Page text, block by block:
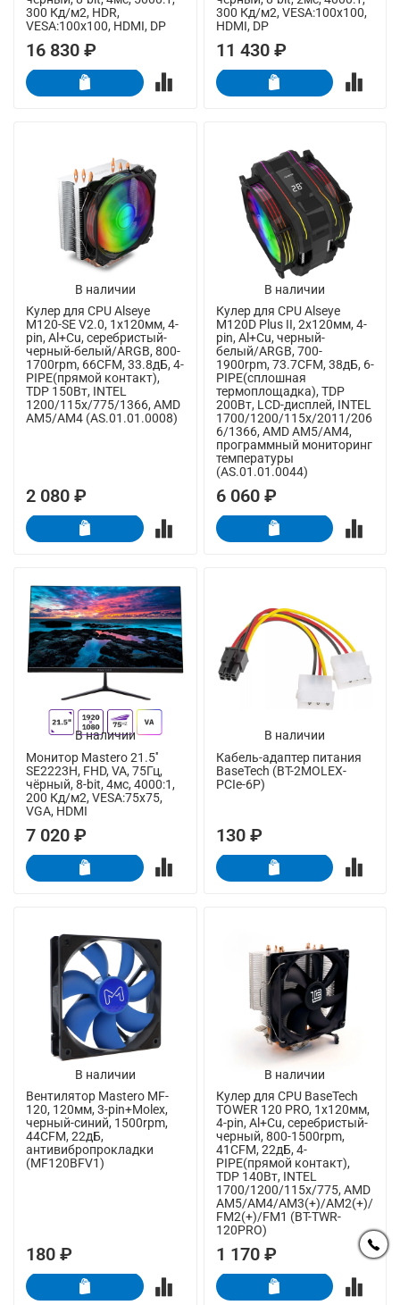
300 Кд/м2, HDR,
VESA:100x100, HDMI, DP
16 830 ₽
300 Кд/м2, VESA:100x100,
HDMI, DP
11 430 ₽
В наличии
Кулер для CPU Alseye
M120-SE V2.0, 1х120мм, 4-
pin, Al+Cu, серебристый-
черный-белый/ARGB, 800-
1700rpm, 66CFM, 33.8дБ, 4-
PIPE(прямой контакт),
TDP 150Вт, INTEL
1200/115x/775/1366, AMD
AM5/AM4 (AS.01.01.0008)
2 080 ₽
В наличии
Кулер для CPU Alseye
M120D Plus II, 2х120мм, 4-
pin, Al+Cu, черный-
белый/ARGB, 700-
1900rpm, 73.7CFM, 38дБ, 6-
PIPE(сплошная
термоплощадка), TDP
200Вт, LCD-дисплей, INTEL
1700/1200/115x/2011/206
6/1366, AMD AM5/AM4,
программный мониторинг
температуры
(AS.01.01.0044)
6 060 ₽
В наличии
Монитор Mastero 21.5''
SE2223H, FHD, VA, 75Гц,
чёрный, 8-bit, 4мс, 4000:1,
200 Кд/м2, VESA:75x75,
VGA, HDMI
7 020 ₽
В наличии
Кабель-адаптер питания
BaseTech (BT-2MOLEX-
PCIe-6P)
130 ₽
В наличии
Вентилятор Mastero MF-
120, 120мм, 3-pin+Molex,
черный-синий, 1500rpm,
44CFM, 22дБ,
антивибропрокладки
(MF120BFV1)
180 ₽
В наличии
Кулер для CPU BaseTech
TOWER 120 PRO, 1х120мм,
4-pin, Al+Cu, серебристый-
черный, 800-1500rpm,
41CFM, 22дБ, 4-
PIPE(прямой контакт),
TDP 140Вт, INTEL
1700/1200/115x/775, AMD
AM5/AM4/AM3(+)/AM2(+)/
FM2(+)/FM1 (BT-TWR-
120PRO)
1 170 ₽